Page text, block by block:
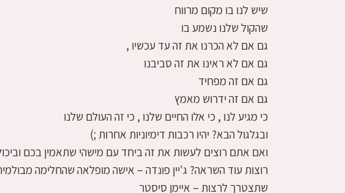
שיש לנו בו מקום מרווח
שהקול שלנו נשמע בו
גם אם לא הכרנו את זה עד עכשיו ,
גם אם לא ראינו את זה סביבנו
גם אם זה מפחיד
גם אם זה ידרוש מאמץ
כי מגיע לנו , כי אלו החיים שלנו , כי זה העולם שלנו
ובגלגול הבא? יהיו רכבות דימיוניות אחרות ;)
ואם אתם רוצים לעשות את זה ביחד עם מישהי שתאמין בכם
שתצטרך לרצות – איימן סיסטר